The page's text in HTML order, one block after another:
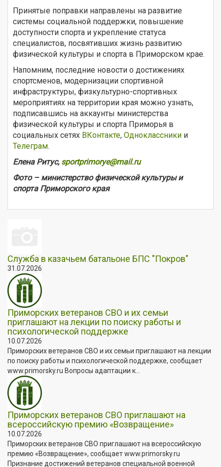
Принятые поправки направлены на развитие
системы социальной поддержки, повышение
доступности спорта и укрепление статуса
специалистов, посвятивших жизнь развитию
физической культуры и спорта в Приморском крае.
Напомним, последние новости о достижениях
спортсменов, модернизации спортивной
инфраструктуры, физкультурно-спортивных
мероприятиях на территории края можно узнать,
подписавшись на аккаунты министерства
физической культуры и спорта Приморья в
социальных сетях ВКонтакте, Одноклассники и
Телеграм.
Елена Ритус, sportprimorye@mail.ru
Фото – министерство физической культуры и
спорта Приморского края
Служба в казачьем батальоне БПС "Покров"
31.07.2026
Приморских ветеранов СВО и их семьи
приглашают на лекции по поиску работы и
психологической поддержке
10.07.2026
Приморских ветеранов СВО и их семьи приглашают на лекции
по поиску работы и психологической поддержке, сообщает
www.primorsky.ru Вопросы адаптации к...
Приморских ветеранов СВО приглашают на
всероссийскую премию «Возвращение»
10.07.2026
Приморских ветеранов СВО приглашают на всероссийскую
премию «Возвращение», сообщает www.primorsky.ru
Признание достижений ветеранов специальной военной